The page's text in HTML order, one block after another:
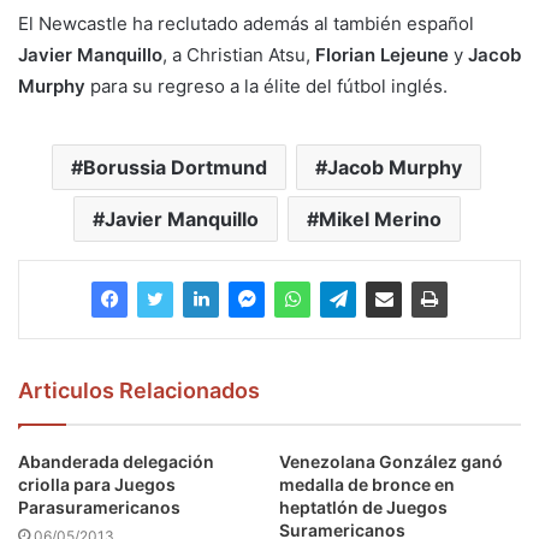
El Newcastle ha reclutado además al también español
Javier Manquillo, a Christian Atsu, Florian Lejeune y Jacob
Murphy para su regreso a la élite del fútbol inglés.
Borussia Dortmund Jacob Murphy
Javier Manquillo Mikel Merino
Articulos Relacionados
Abanderada delegación
criolla para Juegos
Parasuramericanos
Venezolana González ganó
medalla de bronce en
heptatlón de Juegos
Suramericanos